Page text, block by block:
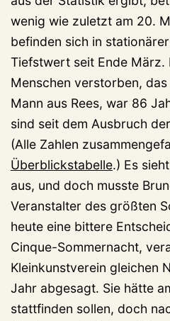
wenig wie zuletzt am 20.
befinden sich in
Tiefstwert seit Ende März.
Menschen verstorben,
Mann aus Rees, war 86
sind seit dem Ausbruch
(Alle Zahlen
Überblickstabelle.) Es
aus, und doch musste
Veranstalter des größten
heute eine bittere
Cinque-Sommernacht,
Kleinkunstverein gleichen
Jahr abgesagt. Sie hätte
stattfinden sollen, doch